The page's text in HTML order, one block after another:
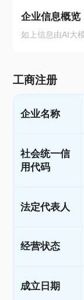
企业信息概览
如上信息由AI大
工商注册
企业名称
社会统一信
用代码
法定代表人
经营状态
成立日期